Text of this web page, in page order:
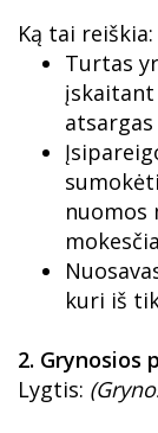
Ką tai reiškia:
Turtas
nuomos
kuri iš
2. Grynosios
Lygtis: